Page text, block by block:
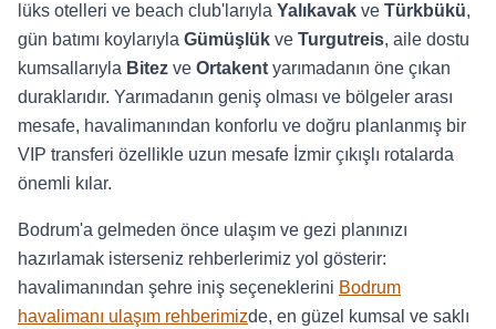
lüks otelleri ve beach club'larıyla Yalıkavak ve Türkbükü,
gün batımı koylarıyla Gümüşlük ve Turgutreis, aile dostu
kumsallarıyla Bitez ve Ortakent yarımadanın öne çıkan
duraklarıdır. Yarımadanın geniş olması ve bölgeler arası
mesafe, havalimanından konforlu ve doğru planlanmış bir
VIP transferi özellikle uzun mesafe İzmir çıkışlı rotalarda
önemli kılar.
Bodrum'a gelmeden önce ulaşım ve gezi planınızı
hazırlamak isterseniz rehberlerimiz yol gösterir:
havalimanından şehre iniş seçeneklerini Bodrum
havalimanı ulaşım rehberimizde, en güzel kumsal ve saklı